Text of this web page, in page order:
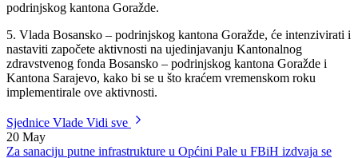
4. Vlada Bosansko – podrinjskog kantona Goražde, će odmah
racionalizacije unutar zdravstvenih ustanova na području Bosansko –
podrinjskog kantona Goražde.
5. Vlada Bosansko – podrinjskog kantona Goražde, će intenzivirati i
nastaviti započete aktivnosti na ujedinjavanju Kantonalnog
Kantona Sarajevo, kako bi se u što kraćem vremenskom roku
implementirale ove aktivnosti.